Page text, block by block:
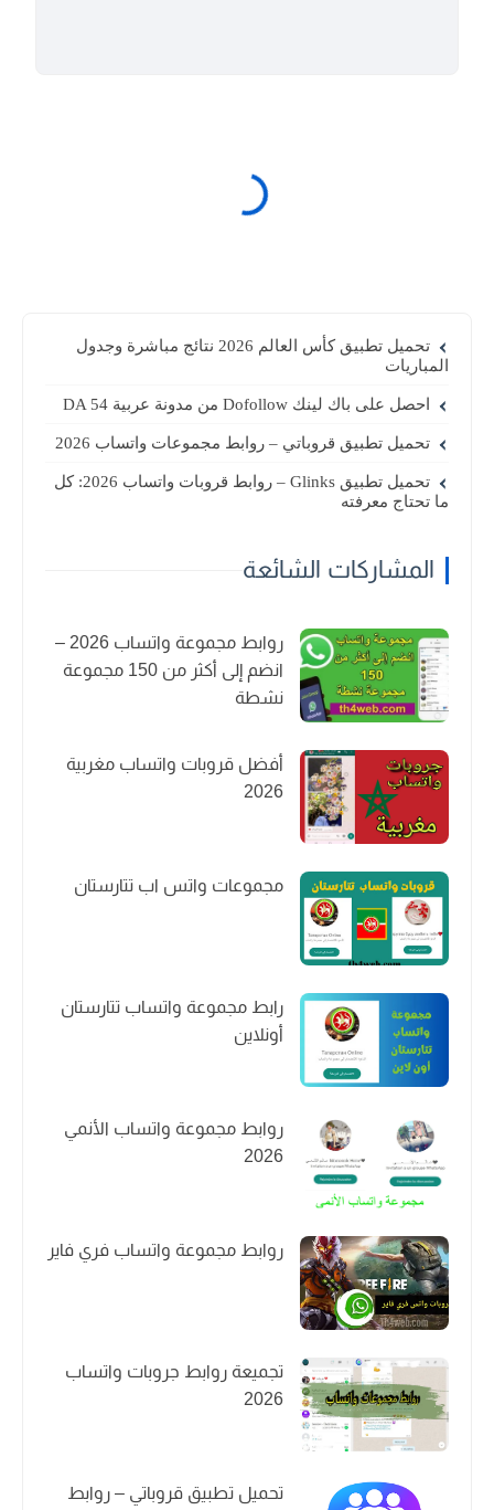
تحميل تطبيق كأس العالم 2026 نتائج مباشرة وجدول
المباريات
احصل على باك لينك Dofollow من مدونة عربية DA 54
تحميل تطبيق قروباتي – روابط مجموعات واتساب 2026
تحميل تطبيق Glinks – روابط قروبات واتساب 2026: كل
ما تحتاج معرفته
المشاركات الشائعة
روابط مجموعة واتساب 2026 –
انضم إلى أكثر من 150 مجموعة
نشطة
أفضل قروبات واتساب مغربية
2026
مجموعات واتس اب تتارستان
رابط مجموعة واتساب تتارستان
أونلاين
روابط مجموعة واتساب الأنمي
2026
روابط مجموعة واتساب فري فاير
تجميعة روابط جروبات واتساب
2026
تحميل تطبيق قروباتي – روابط